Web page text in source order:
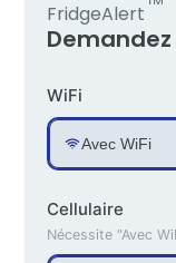
FridgeAlert
WiFi
Avec WiFi
Cellulaire
Nécessite "Avec